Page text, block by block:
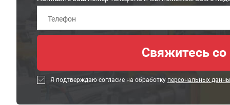
Я подтверждаю согласие на обработку персональных